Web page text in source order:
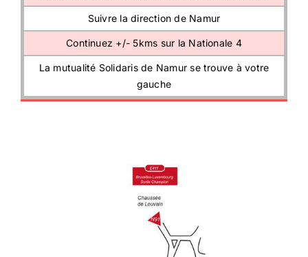
Suivre la direction de Namur
Continuez +/- 5kms sur la Nationale 4
La mutualité Solidaris de Namur se trouve à votre
gauche